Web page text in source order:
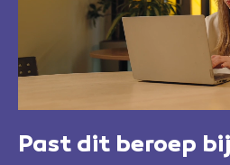
Past dit beroep